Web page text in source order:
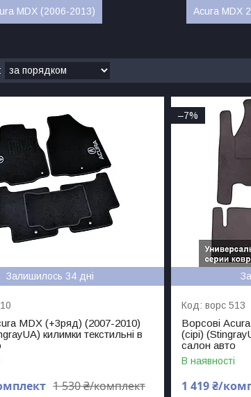
MDX (2006-2013) Acura MDX
Залишилось 34 дні
MDX (+3ряд) (2007-2010)
килимки текстильні в
1 530 ₴/комплект
–7%
ворс 513
Ворсові
(сірі)
салон авто
В наявності
1 419 ₴/